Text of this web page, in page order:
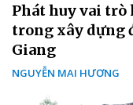
Phát huy vai trò
trong xây dựng
Giang
NGUYỄN MAI HƯƠNG